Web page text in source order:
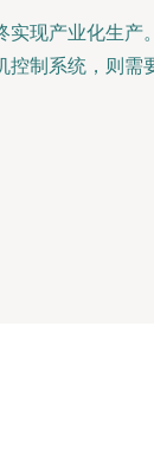
现产业化生产。
制系统，则需